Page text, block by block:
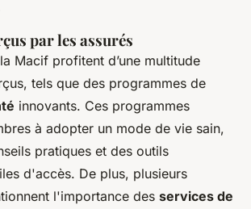
par les assurés
Macif profitent d’une multitude
tels que des programmes de
innovants. Ces programmes
à adopter un mode de vie sain,
pratiques et des outils
d'accès. De plus, plusieurs
l'importance des services de